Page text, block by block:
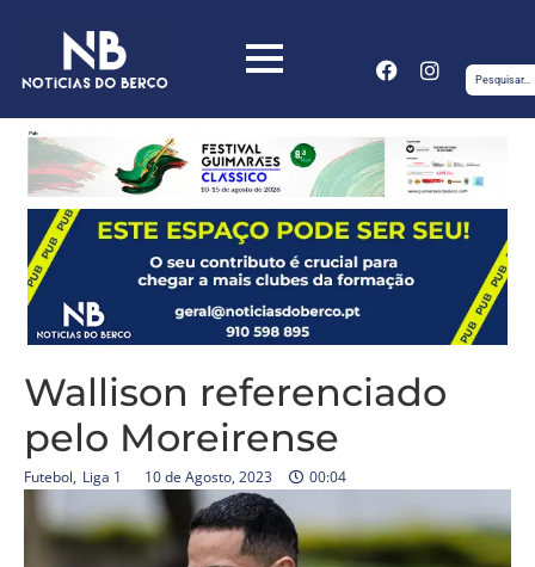
Wallison referenciado
pelo Moreirense
Futebol, Liga 1 10 de Agosto, 2023 00:04